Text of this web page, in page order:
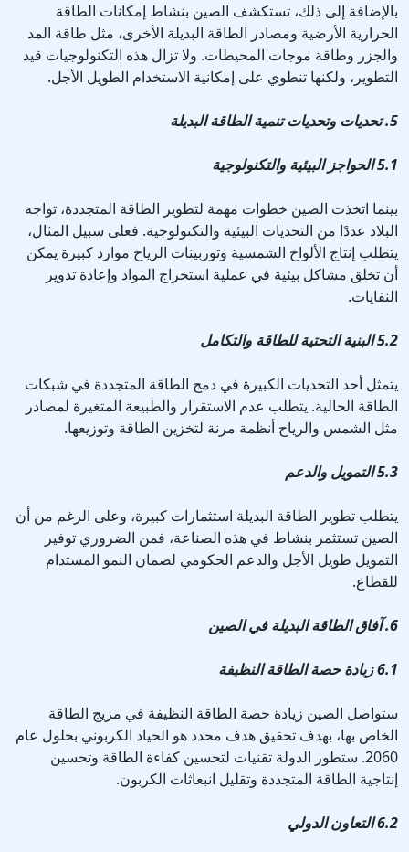
بالإضافة إلى ذلك، تستكشف الصين بنشاط إمكانات الطاقة
الحرارية الأرضية ومصادر الطاقة البديلة الأخرى، مثل طاقة المد
والجزر وطاقة موجات المحيطات. ولا تزال هذه التكنولوجيات قيد
التطوير، ولكنها تنطوي على إمكانية الاستخدام الطويل الأجل.
5. تحديات وتحديات تنمية الطاقة البديلة
5.1 الحواجز البيئية والتكنولوجية
بينما اتخذت الصين خطوات مهمة لتطوير الطاقة المتجددة، تواجه
البلاد عددًا من التحديات البيئية والتكنولوجية. فعلى سبيل المثال،
يتطلب إنتاج الألواح الشمسية وتوربينات الرياح موارد كبيرة يمكن
أن تخلق مشاكل بيئية في عملية استخراج المواد وإعادة تدوير
النفايات.
5.2 البنية التحتية للطاقة والتكامل
يتمثل أحد التحديات الكبيرة في دمج الطاقة المتجددة في شبكات
الطاقة الحالية. يتطلب عدم الاستقرار والطبيعة المتغيرة لمصادر
مثل الشمس والرياح أنظمة مرنة لتخزين الطاقة وتوزيعها.
5.3 التمويل والدعم
يتطلب تطوير الطاقة البديلة استثمارات كبيرة، وعلى الرغم من أن
الصين تستثمر بنشاط في هذه الصناعة، فمن الضروري توفير
التمويل طويل الأجل والدعم الحكومي لضمان النمو المستدام
للقطاع.
6. آفاق الطاقة البديلة في الصين
6.1 زيادة حصة الطاقة النظيفة
ستواصل الصين زيادة حصة الطاقة النظيفة في مزيج الطاقة
الخاص بها، بهدف تحقيق هدف محدد هو الحياد الكربوني بحلول عام
2060. ستطور الدولة تقنيات لتحسين كفاءة الطاقة وتحسين
إنتاجية الطاقة المتجددة وتقليل انبعاثات الكربون.
6.2 التعاون الدولي